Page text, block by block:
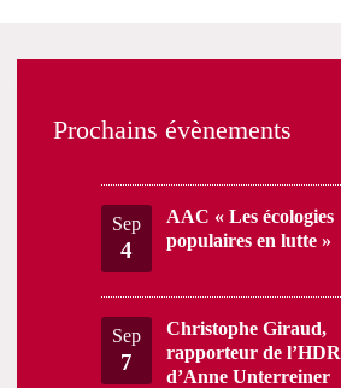
Prochains évènements
Sep
4
AAC « Les écologies
populaires en lutte »
Sep
7
Christophe Giraud,
rapporteur de l’HDR
d’Anne Unterreiner